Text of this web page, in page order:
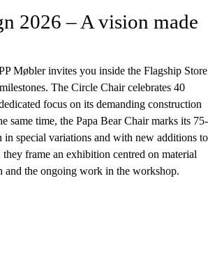
2026 – A vision made
Møbler invites you inside the Flagship Store
The Circle Chair celebrates 40
focus on its demanding construction
same time, the Papa Bear Chair marks its 75-
in special variations and with new additions to
frame an exhibition centred on material
and the ongoing work in the workshop.